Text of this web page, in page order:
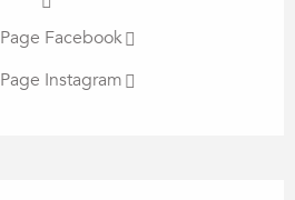
Page Facebook
Page Instagram